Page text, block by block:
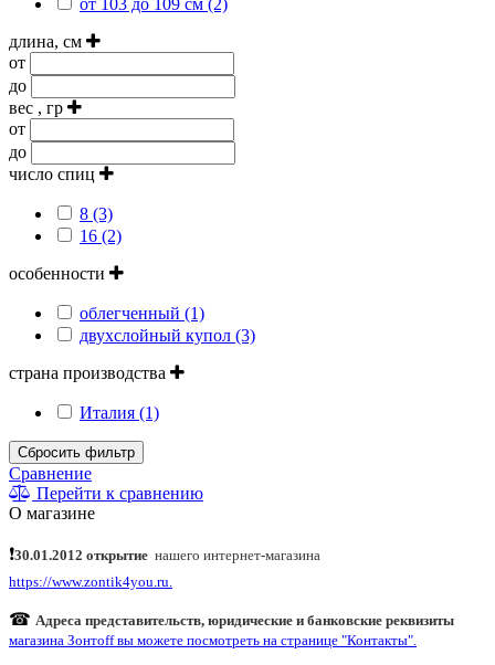
длина, см
от
до
вес , гр
от
до
число спиц
8 (3)
16 (2)
особенности
облегченный (1)
двухслойный купол (3)
страна производства
Италия (1)
Сбросить фильтр
Сравнение
Перейти к сравнению
О магазине
❗30.01.2012 открытие нашего интернет-магазина
https://www.zontik4you.ru.
☎ Адреса представительств, юридические и банковские реквизиты
магазина Зонтoff вы можете посмотреть на странице "Контакты".